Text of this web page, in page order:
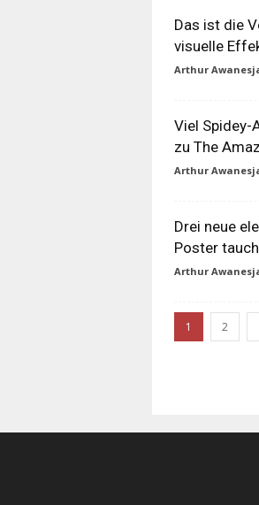
Das ist die
visuelle
Arthur
Viel Spidey-
zu The
Arthur
Drei neue
Poster
Arthur
1 2